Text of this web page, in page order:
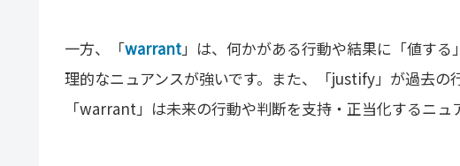
一方、「warrant」は、何かがある行動や結果に「値す
理的なニュアンスが強いです。また、「justify」が過去の
「warrant」は未来の行動や判断を支持・正当化するニュ